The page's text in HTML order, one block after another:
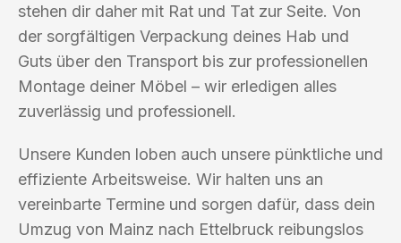
stehen dir daher mit Rat und Tat zur Seite. Von
der sorgfältigen Verpackung deines Hab und
Guts über den Transport bis zur professionellen
Montage deiner Möbel – wir erledigen alles
zuverlässig und professionell.
Unsere Kunden loben auch unsere pünktliche und
effiziente Arbeitsweise. Wir halten uns an
vereinbarte Termine und sorgen dafür, dass dein
Umzug von Mainz nach Ettelbruck reibungslos